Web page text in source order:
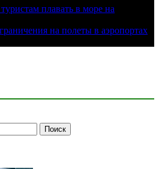
плавать в море на
на полеты в аэропортах